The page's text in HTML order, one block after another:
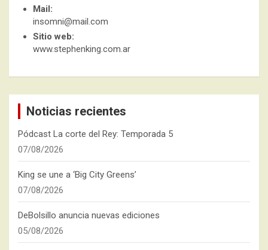
Mail:
insomni@mail.com
Sitio web:
www.stephenking.com.ar
Noticias recientes
Pódcast La corte del Rey: Temporada 5
07/08/2026
King se une a ‘Big City Greens’
07/08/2026
DeBolsillo anuncia nuevas ediciones
05/08/2026